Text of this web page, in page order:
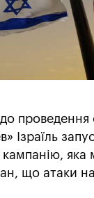
проведення
Ізраїль
яка
що атаки